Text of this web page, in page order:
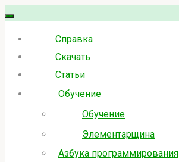
Skip
Справка
Скачать
Статьи
Обучение
Обучение
Элементарщина
Азбука программирования